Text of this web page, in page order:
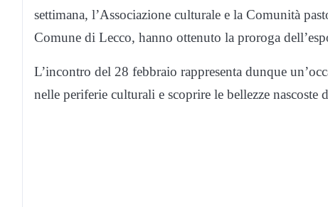
settimana, l’Associazione culturale e la Comunità
Comune di Lecco, hanno ottenuto la proroga
L’incontro del 28 febbraio rappresenta dunque
nelle periferie culturali e scoprire le bellezze